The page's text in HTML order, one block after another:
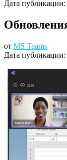
Дата публикации:
от MS Teams
Дата публикации: